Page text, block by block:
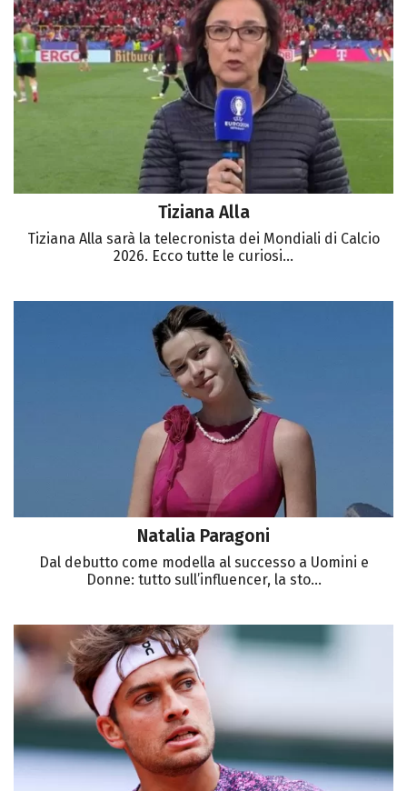
Tiziana Alla
Tiziana Alla sarà la telecronista dei Mondiali di Calcio
2026. Ecco tutte le curiosi...
Natalia Paragoni
Dal debutto come modella al successo a Uomini e
Donne: tutto sull’influencer, la sto...